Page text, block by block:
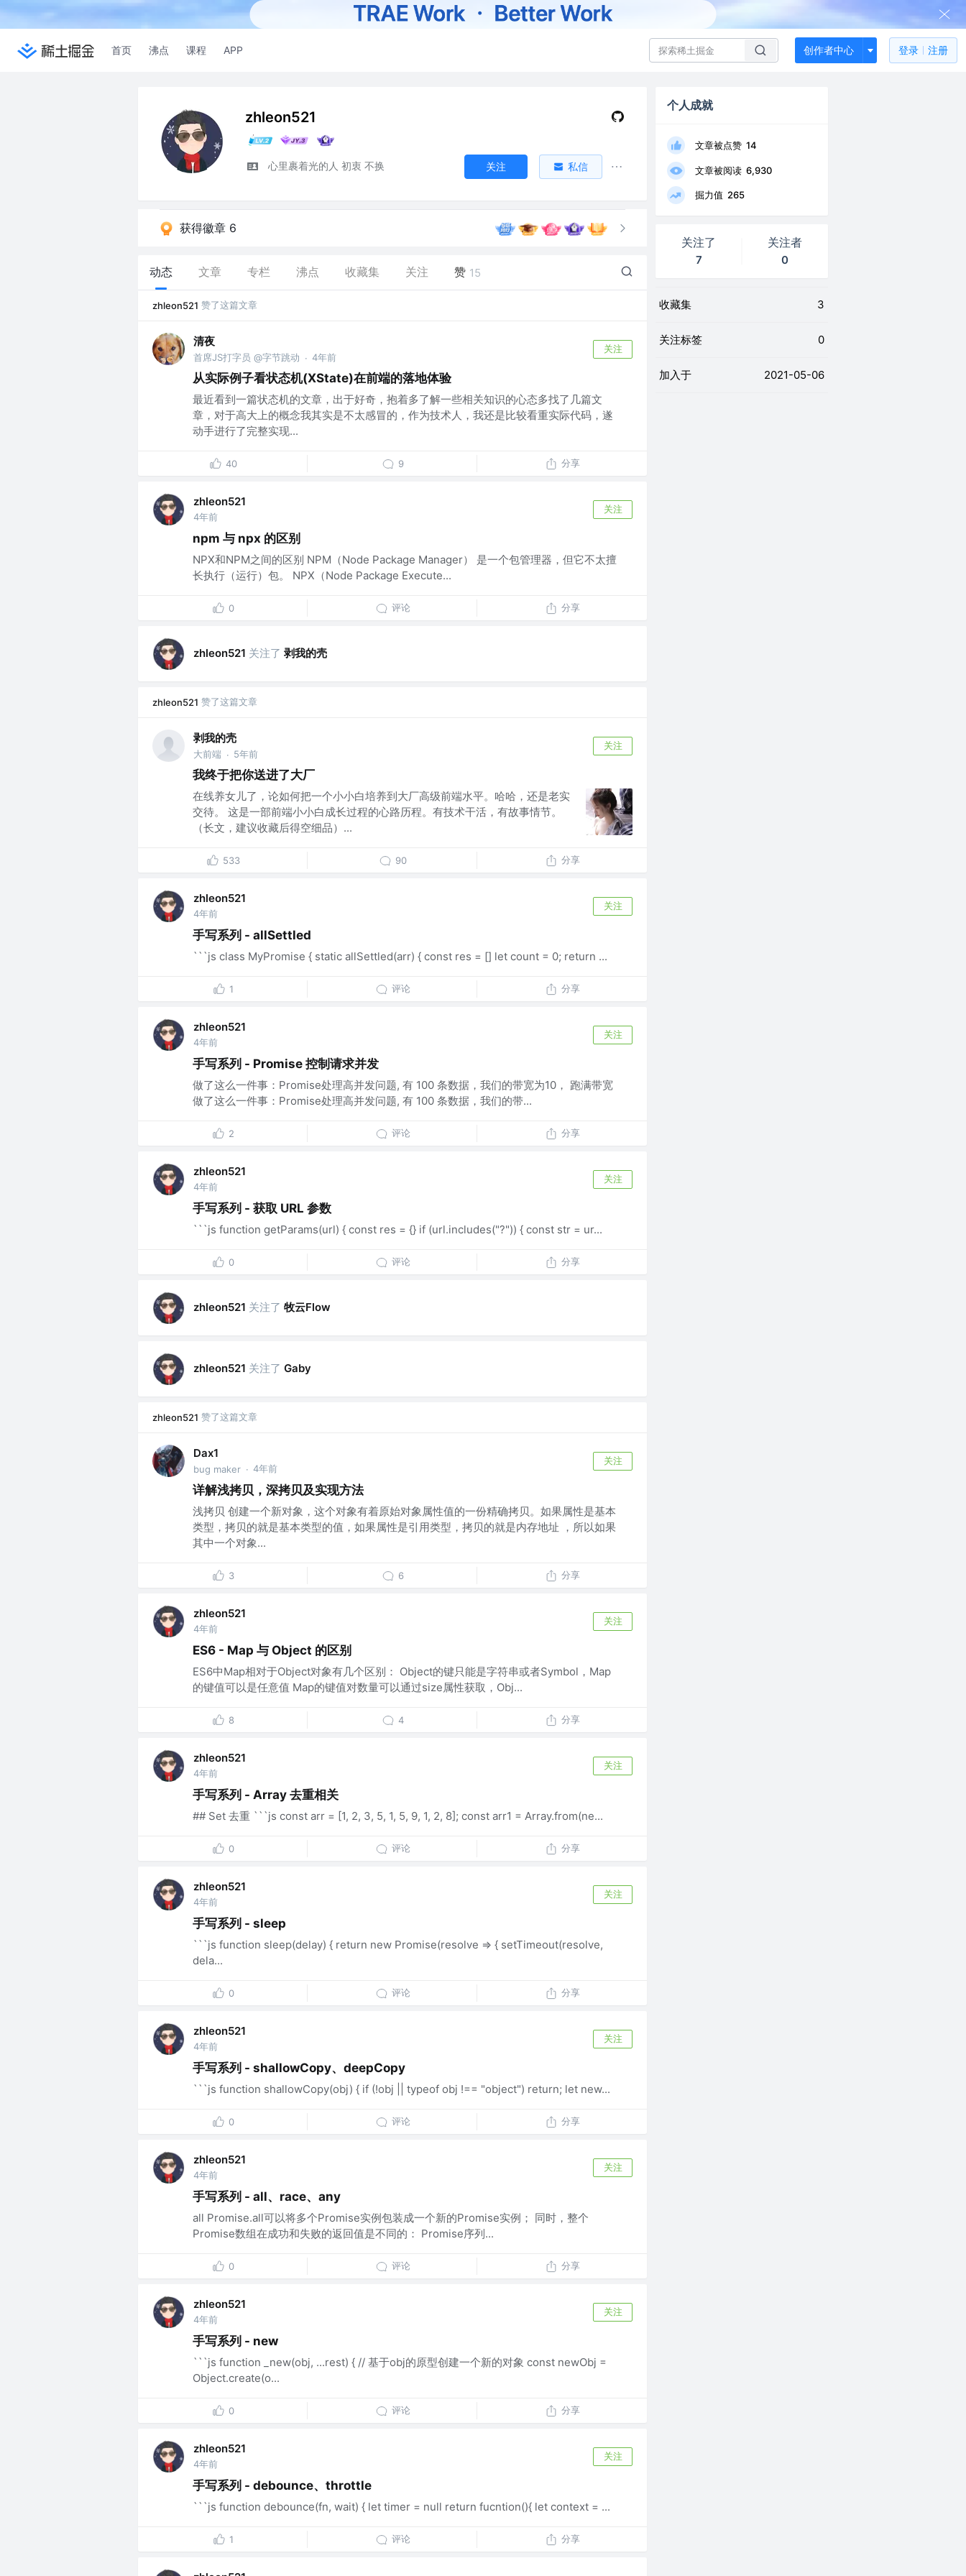
首页 沸点 课程 APP 创作者中心 登录 注册
zhleon521
心里裹着光的人 初衷 不换 关注 私信
获得徽章 6
动态 文章 专栏 沸点 收藏集 关注 赞 15
zhleon521 赞了这篇文章
清夜
首席JS打字员 @字节跳动 · 4年前
关注
从实际例子看状态机(XState)在前端的落地体验
最近看到一篇状态机的文章，出于好奇，抱着多了解一些相关知识的心态多找了几篇文
章，对于高大上的概念我其实是不太感冒的，作为技术人，我还是比较看重实际代码，遂
动手进行了完整实现...
40 9 分享
zhleon521
4年前
关注
npm 与 npx 的区别
NPX和NPM之间的区别 NPM（Node Package Manager） 是一个包管理器，但它不太擅
长执行（运行）包。 NPX（Node Package Execute...
0 评论 分享
zhleon521 关注了 剥我的壳
zhleon521 赞了这篇文章
剥我的壳
大前端 · 5年前
关注
我终于把你送进了大厂
在线养女儿了，论如何把一个小小白培养到大厂高级前端水平。哈哈，还是老实
交待。 这是一部前端小小白成长过程的心路历程。有技术干活，有故事情节。
（长文，建议收藏后得空细品）...
533 90 分享
zhleon521
4年前
关注
手写系列 - allSettled
```js class MyPromise { static allSettled(arr) { const res = [] let count = 0; return ...
1 评论 分享
zhleon521
4年前
关注
手写系列 - Promise 控制请求并发
做了这么一件事：Promise处理高并发问题, 有 100 条数据，我们的带宽为10， 跑满带宽
做了这么一件事：Promise处理高并发问题, 有 100 条数据，我们的带...
2 评论 分享
zhleon521
4年前
关注
手写系列 - 获取 URL 参数
```js function getParams(url) { const res = {} if (url.includes("?")) { const str = ur...
0 评论 分享
zhleon521 关注了 牧云Flow
zhleon521 关注了 Gaby
zhleon521 赞了这篇文章
Dax1
bug maker · 4年前
关注
详解浅拷贝，深拷贝及实现方法
浅拷贝 创建一个新对象，这个对象有着原始对象属性值的一份精确拷贝。如果属性是基本
类型，拷贝的就是基本类型的值，如果属性是引用类型，拷贝的就是内存地址 ，所以如果
其中一个对象...
3 6 分享
zhleon521
4年前
关注
ES6 - Map 与 Object 的区别
ES6中Map相对于Object对象有几个区别： Object的键只能是字符串或者Symbol，Map
的键值可以是任意值 Map的键值对数量可以通过size属性获取，Obj...
8 4 分享
zhleon521
4年前
关注
手写系列 - Array 去重相关
## Set 去重 ```js const arr = [1, 2, 3, 5, 1, 5, 9, 1, 2, 8]; const arr1 = Array.from(ne...
0 评论 分享
zhleon521
4年前
关注
手写系列 - sleep
```js function sleep(delay) { return new Promise(resolve => { setTimeout(resolve,
dela...
0 评论 分享
zhleon521
4年前
关注
手写系列 - shallowCopy、deepCopy
```js function shallowCopy(obj) { if (!obj || typeof obj !== "object") return; let new...
0 评论 分享
zhleon521
4年前
关注
手写系列 - all、race、any
all Promise.all可以将多个Promise实例包装成一个新的Promise实例； 同时，整个
Promise数组在成功和失败的返回值是不同的： Promise序列...
0 评论 分享
zhleon521
4年前
关注
手写系列 - new
```js function _new(obj, ...rest) { // 基于obj的原型创建一个新的对象 const newObj =
Object.create(o...
0 评论 分享
zhleon521
4年前
关注
手写系列 - debounce、throttle
```js function debounce(fn, wait) { let timer = null return fucntion(){ let context = ...
1 评论 分享
个人成就
文章被点赞 14
文章被阅读 6,930
掘力值 265
关注了
7
关注者
0
收藏集 3
关注标签 0
加入于 2021-05-06